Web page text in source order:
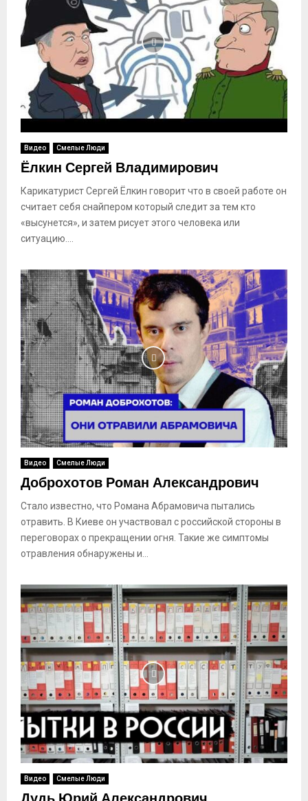
Видео Смелые Люди
Ёлкин Сергей Владимирович
Карикатурист Сергей Ёлкин говорит что в своей работе он
считает себя снайпером который следит за тем кто
«высунется», и затем рисует этого человека или
ситуацию....
Видео Смелые Люди
Доброхотов Роман Александрович
Стало известно, что Романа Абрамовича пытались
отравить. В Киеве он участвовал с российской стороны в
переговорах о прекращении огня. Такие же симптомы
отравления обнаружены и...
Видео Смелые Люди